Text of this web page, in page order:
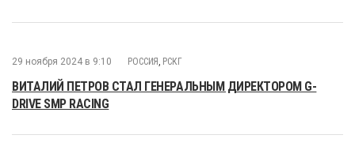
29 ноября 2024 в 9:10 РОССИЯ , РСКГ
ВИТАЛИЙ ПЕТРОВ СТАЛ ГЕНЕРАЛЬНЫМ ДИРЕКТОРОМ G-
DRIVE SMP RACING